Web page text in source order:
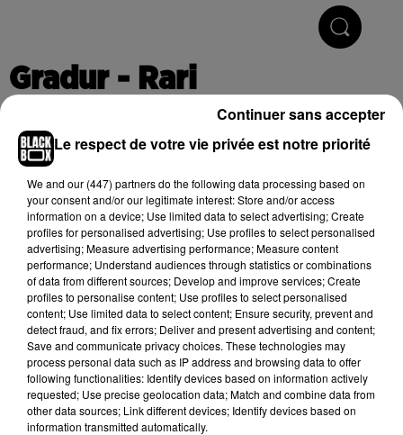
Gradur - Rari
Publié : 7 octobre 2019 à 10h13
Cet élément est masqué compte-tenu du refus du
dépôt de cookies que vous avez exprimé. Si vous
souhaitez l'afficher, merci de nous donner votre accord
en cliquant sur le bouton ci-dessous.
Afficher l'élément
(C) 2019
Le respect de votre vie privée est notre priorité
We and our (447) partnersdo the following data processing based on
your consent and/or our legitimate interest: Store and/or access
information on a device; Use limited data to select advertising; Create
profiles for personalised advertising; Use profiles to select personalised
advertising; Measure advertising performance; Measure content
performance; Understand audiences through statistics or combinations
of data from different sources; Develop and improve services; Create
profiles to personalise content; Use profiles to select personalised
content; Use limited data to select content; Ensure security, prevent and
detect fraud, and fix errors; Deliver and present advertising and content;
Save and communicate privacy choices. These technologies may
process personal data such as IP address and browsing data to offer
following functionalities: Identify devices based on information actively
requested; Use precise geolocation data; Match and combine data from
other data sources; Link different devices; Identify devices based on
information transmitted automatically.
Continuer sans accepter